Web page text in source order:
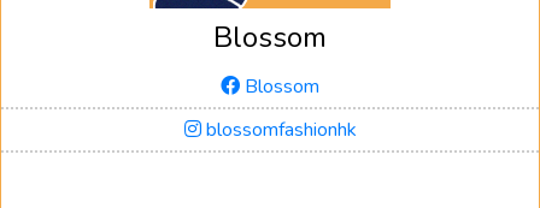
Blossom
Blossom
blossomfashionhk